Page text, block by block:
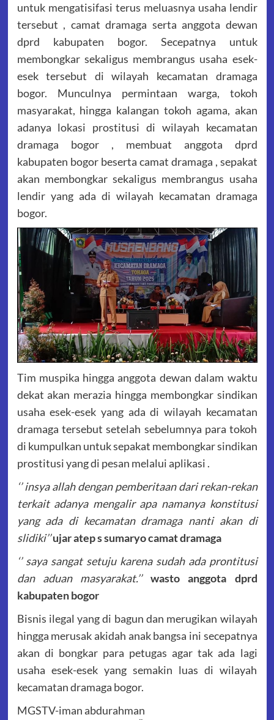
untuk mengatisifasi terus meluasnya usaha lendir
tersebut , camat dramaga serta anggota dewan
dprd kabupaten bogor. Secepatnya untuk
membongkar sekaligus membrangus usaha esek-
esek tersebut di wilayah kecamatan dramaga
bogor. Munculnya permintaan warga, tokoh
masyarakat, hingga kalangan tokoh agama, akan
adanya lokasi prostitusi di wilayah kecamatan
dramaga bogor , membuat anggota dprd
kabupaten bogor beserta camat dramaga , sepakat
akan membongkar sekaligus membrangus usaha
lendir yang ada di wilayah kecamatan dramaga
bogor.
Tim muspika hingga anggota dewan dalam waktu
dekat akan merazia hingga membongkar sindikan
usaha esek-esek yang ada di wilayah kecamatan
dramaga tersebut setelah sebelumnya para tokoh
di kumpulkan untuk sepakat membongkar sindikan
prostitusi yang di pesan melalui aplikasi .
‘’ insya allah dengan pemberitaan dari rekan-rekan
terkait adanya mengalir apa namanya konstitusi
yang ada di kecamatan dramaga nanti akan di
slidiki’’ ujar atep s sumaryo camat dramaga
‘’ saya sangat setuju karena sudah ada prontitusi
dan aduan masyarakat.’’
wasto anggota dprd
kabupaten bogor
Bisnis ilegal yang di bagun dan merugikan wilayah
hingga merusak akidah anak bangsa ini secepatnya
akan di bongkar para petugas agar tak ada lagi
usaha esek-esek yang semakin luas di wilayah
kecamatan dramaga bogor.
MGSTV-iman abdurahman